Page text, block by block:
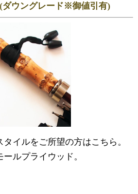
(ダウングレード※御値引有)
イルをご所望の方はこちら。
ルプライウッド。